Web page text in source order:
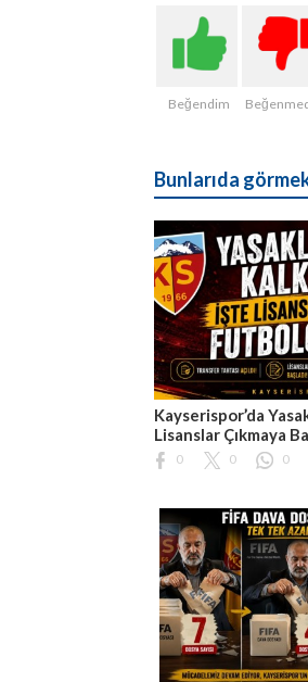
Beğendim
Bunlarıda
Kayserispor’da
Lisanslar Çıkmaya
0 0 0